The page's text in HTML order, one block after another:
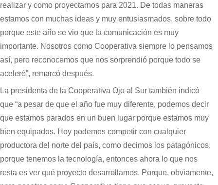
realizar y como proyectarnos para 2021. De todas maneras
estamos con muchas ideas y muy entusiasmados, sobre todo
porque este año se vio que la comunicación es muy
importante. Nosotros como Cooperativa siempre lo pensamos
así, pero reconocemos que nos sorprendió porque todo se
aceleró”, remarcó después.
La presidenta de la Cooperativa Ojo al Sur también indicó
que “a pesar de que el año fue muy diferente, podemos decir
que estamos parados en un buen lugar porque estamos muy
bien equipados. Hoy podemos competir con cualquier
productora del norte del país, como decimos los patagónicos,
porque tenemos la tecnología, entonces ahora lo que nos
resta es ver qué proyecto desarrollamos. Porque, obviamente,